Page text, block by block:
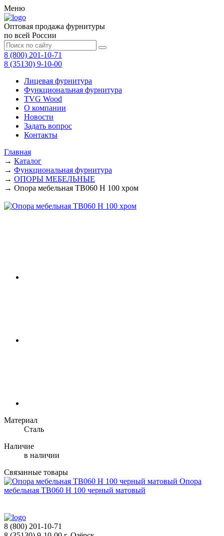
Меню
Оптовая продажа фурнитуры
по всей России
8 (800) 201-10-71
8 (35130) 9-10-00
Лицевая фурнитура
Функциональная фурнитура
TVG Wood
О компании
Новости
Задать вопрос
Контакты
Главная
→ Каталог
→ Функциональная фурнитура
→ ОПОРЫ МЕБЕЛЬНЫЕ
→ Опора мебельная ТВ060 Н 100 хром
Материал
Сталь
Наличие
в наличии
Связанные товары
Опора
мебельная ТВ060 Н 100 черный матовый
8 (800) 201-10-71